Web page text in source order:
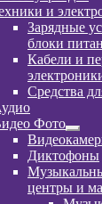
и
Зарядные
блоки
Кабели и
Средства
Фото
меню
Диктофоны
центры и